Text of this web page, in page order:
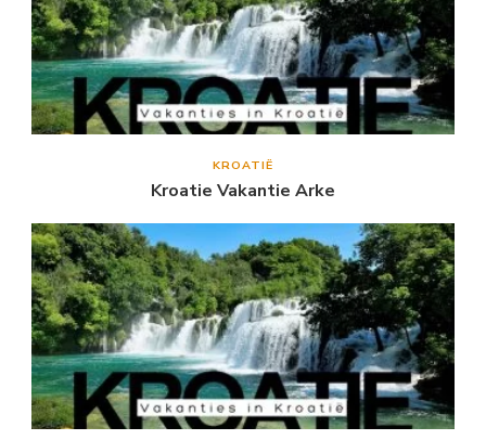
KROATIË
Kroatie Vakantie Arke